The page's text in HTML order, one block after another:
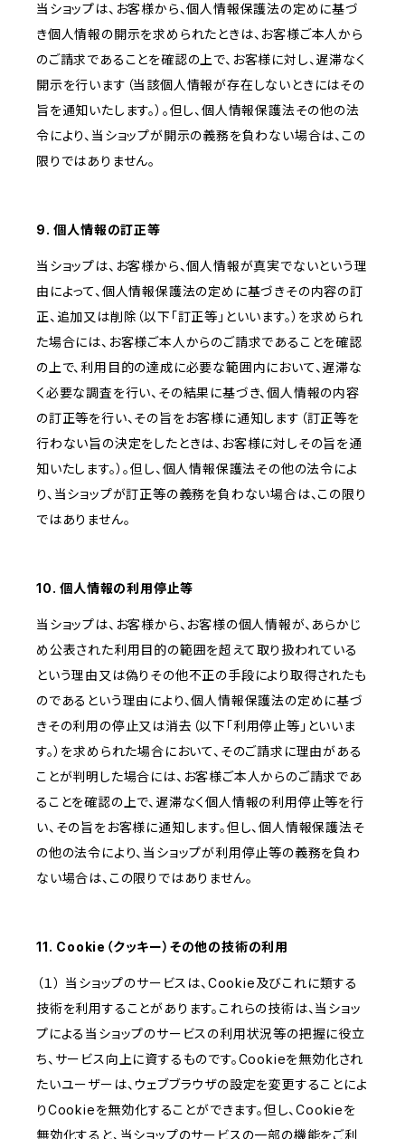
当ショップは、お客様から、個人情報保護法の定めに基づ
き個人情報の開示を求められたときは、お客様ご本人から
のご請求であることを確認の上で、お客様に対し、遅滞なく
開示を行います（当該個人情報が存在しないときにはその
旨を通知いたします。）。但し、個人情報保護法その他の法
令により、当ショップが開示の義務を負わない場合は、この
限りではありません。
9. 個人情報の訂正等
当ショップは、お客様から、個人情報が真実でないという理
由によって、個人情報保護法の定めに基づきその内容の訂
正、追加又は削除（以下「訂正等」といいます。）を求められ
た場合には、お客様ご本人からのご請求であることを確認
の上で、利用目的の達成に必要な範囲内において、遅滞な
く必要な調査を行い、その結果に基づき、個人情報の内容
の訂正等を行い、その旨をお客様に通知します（訂正等を
行わない旨の決定をしたときは、お客様に対しその旨を通
知いたします。）。但し、個人情報保護法その他の法令によ
り、当ショップが訂正等の義務を負わない場合は、この限り
ではありません。
10. 個人情報の利用停止等
当ショップは、お客様から、お客様の個人情報が、あらかじ
め公表された利用目的の範囲を超えて取り扱われている
という理由又は偽りその他不正の手段により取得されたも
のであるという理由により、個人情報保護法の定めに基づ
きその利用の停止又は消去（以下「利用停止等」といいま
す。）を求められた場合において、そのご請求に理由がある
ことが判明した場合には、お客様ご本人からのご請求であ
ることを確認の上で、遅滞なく個人情報の利用停止等を行
い、その旨をお客様に通知します。但し、個人情報保護法そ
の他の法令により、当ショップが利用停止等の義務を負わ
ない場合は、この限りではありません。
11. Cookie（クッキー）その他の技術の利用
（１） 当ショップのサービスは、Cookie及びこれに類する
技術を利用することがあります。これらの技術は、当ショッ
プによる当ショップのサービスの利用状況等の把握に役立
ち、サービス向上に資するものです。Cookieを無効化され
たいユーザーは、ウェブブラウザの設定を変更することによ
りCookieを無効化することができます。但し、Cookieを
無効化すると、当ショップのサービスの一部の機能をご利